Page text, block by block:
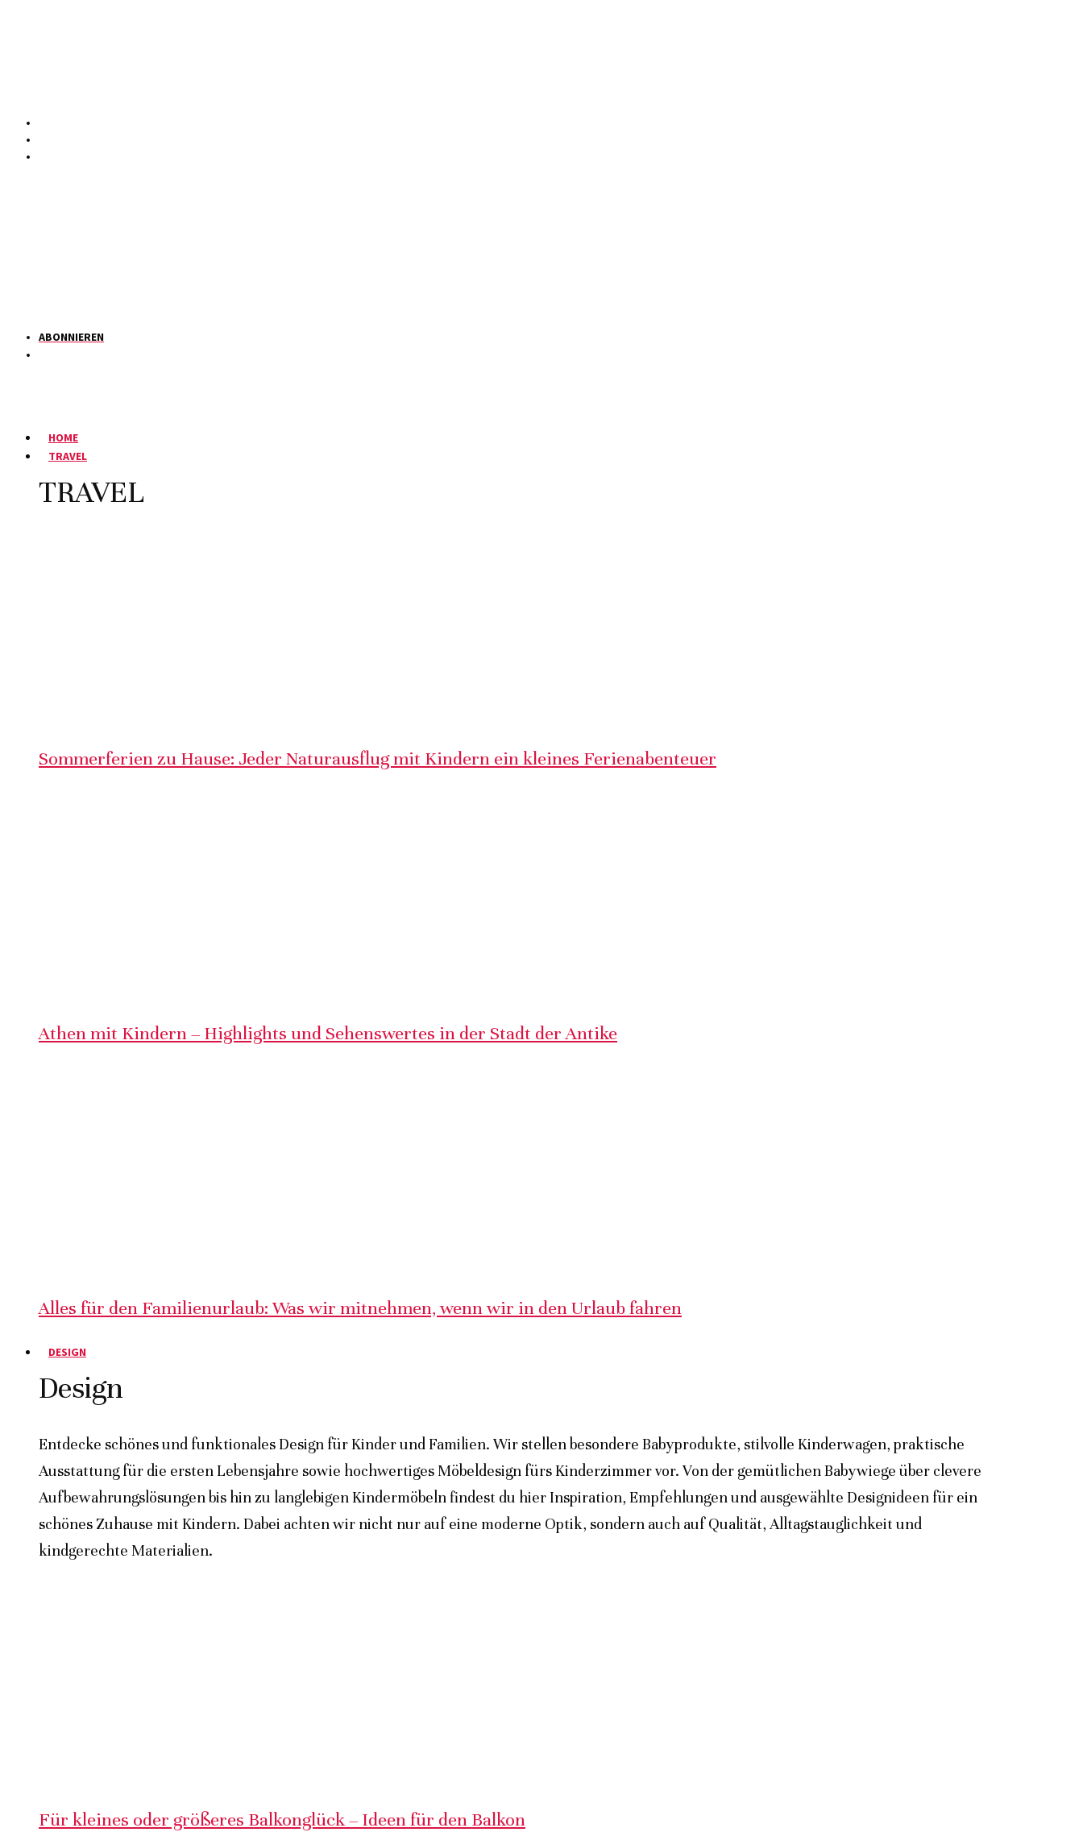
ABONNIEREN
HOME
TRAVEL
TRAVEL
Sommerferien zu Hause: Jeder Naturausflug mit Kindern ein kleines Ferienabenteuer
Athen mit Kindern – Highlights und Sehenswertes in der Stadt der Antike
Alles für den Familienurlaub: Was wir mitnehmen, wenn wir in den Urlaub fahren
DESIGN
Design
Entdecke schönes und funktionales Design für Kinder und Familien. Wir stellen besondere Babyprodukte, stilvolle Kinderwagen, praktische
Ausstattung für die ersten Lebensjahre sowie hochwertiges Möbeldesign fürs Kinderzimmer vor. Von der gemütlichen Babywiege über clevere
Aufbewahrungslösungen bis hin zu langlebigen Kindermöbeln findest du hier Inspiration, Empfehlungen und ausgewählte Designideen für ein
schönes Zuhause mit Kindern. Dabei achten wir nicht nur auf eine moderne Optik, sondern auch auf Qualität, Alltagstauglichkeit und
kindgerechte Materialien.
Für kleines oder größeres Balkonglück – Ideen für den Balkon